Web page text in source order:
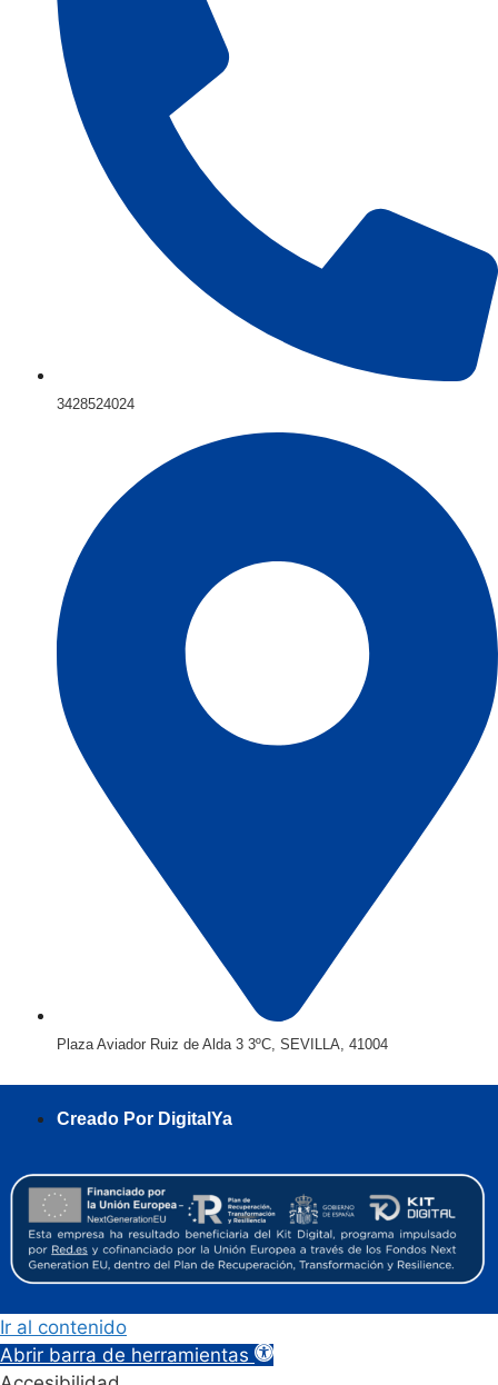
3428524024
Plaza Aviador Ruiz de Alda 3 3ºC, SEVILLA, 41004
Creado Por DigitalYa
Ir al contenido
Abrir barra de herramientas